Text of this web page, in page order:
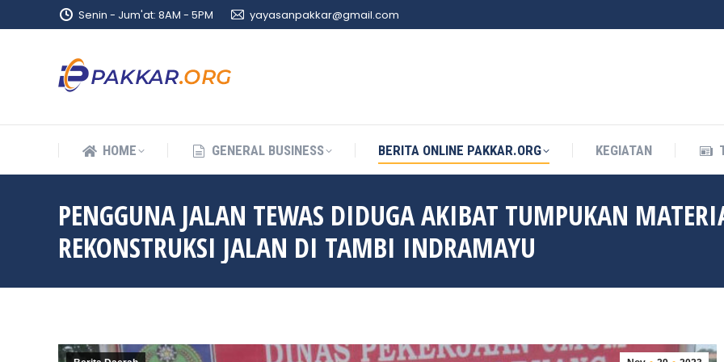
Senin - Jum'at: 8AM - 5PM yayasanpakkar@gmail.com
HOME GENERAL BUSINESS BERITA ONLINE PAKKAR.ORG KEGIATAN
PENGGUNA JALAN TEWAS DIDUGA AKIBAT TUMPUKAN
REKONSTRUKSI JALAN DI TAMBI INDRAMAYU
HOME GENERAL BUSINESS BERITA ONLINE PAKKAR.ORG KEGIATAN